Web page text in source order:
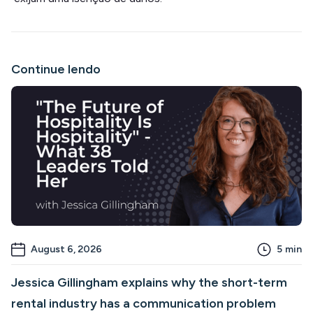
Continue lendo
August 6, 2026 5 min
Jessica Gillingham explains why the short-term
rental industry has a communication problem